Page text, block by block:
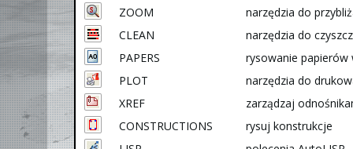
ZOOM
narzędzia do
CLEAN
narzędzia do
PAPERS
rysowanie papierów
PLOT
narzędzia do
XREF
zarządzaj
CONSTRUCTIONS
rysuj konstrukcje